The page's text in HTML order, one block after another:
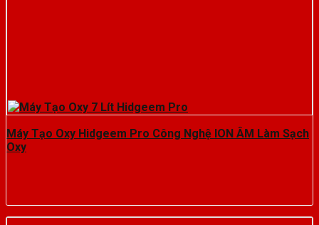
Máy Tạo Oxy Hidgeem Pro Công Nghệ ION ÂM Làm Sạch
Oxy